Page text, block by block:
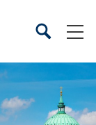
SucheSuche